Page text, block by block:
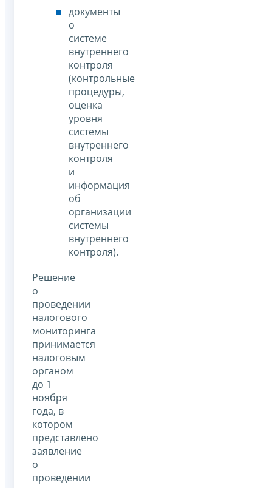
документы
о
системе
внутреннего
контроля
(контрольные
процедуры,
оценка
уровня
системы
внутреннего
контроля
и
информация
об
организации
системы
внутреннего
контроля).
Решение
о
проведении
налогового
мониторинга
принимается
налоговым
органом
до 1
ноября
года, в
котором
представлено
заявление
о
проведении